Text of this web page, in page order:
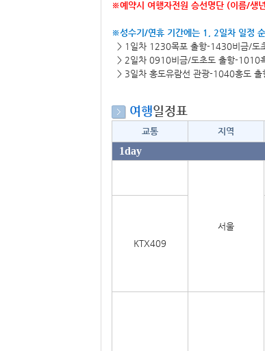
※예약시 여행자전원 승선명단 (이름/생
※성수기/연휴 기간에는 1, 2일차 일정
> 1일차 1230목포 출항-1430비금/도
> 2일차 0910비금/도초도 출항-1010
> 3일차 홍도유람선 관광-1040홍도
여행일정표
교통 지역
1day
서울
KTX409